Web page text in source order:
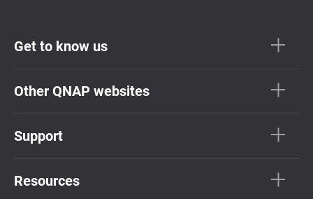
Get to know us
Other QNAP websites
Support
Resources